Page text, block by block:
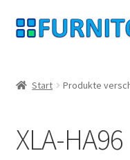
Zur
Navigation
Zum
Inhalt
Datenschutz
Start Produkte
XLA-HA96